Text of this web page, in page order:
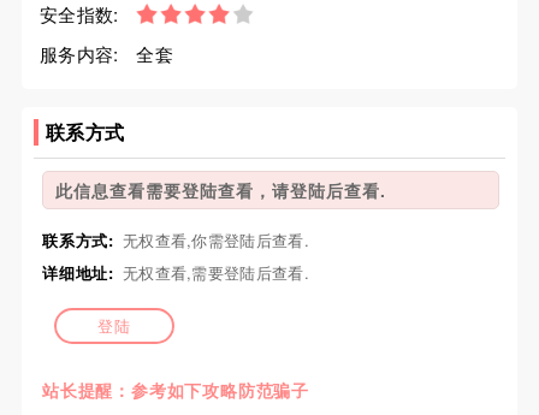
安全指数:
服务内容:
全套
联系方式
此信息查看需要登陆查看，请登陆后查看.
联系方式: 无权查看,你需登陆后查看.
详细地址: 无权查看,需要登陆后查看.
登陆
站长提醒：参考如下攻略防范骗子